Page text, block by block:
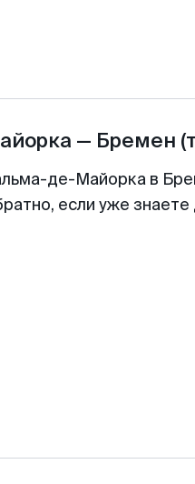
— Бремен
де-Майорка в
если уже